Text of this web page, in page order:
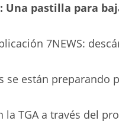
Una pastilla para
7NEWS:
se están preparando
la TGA a través del